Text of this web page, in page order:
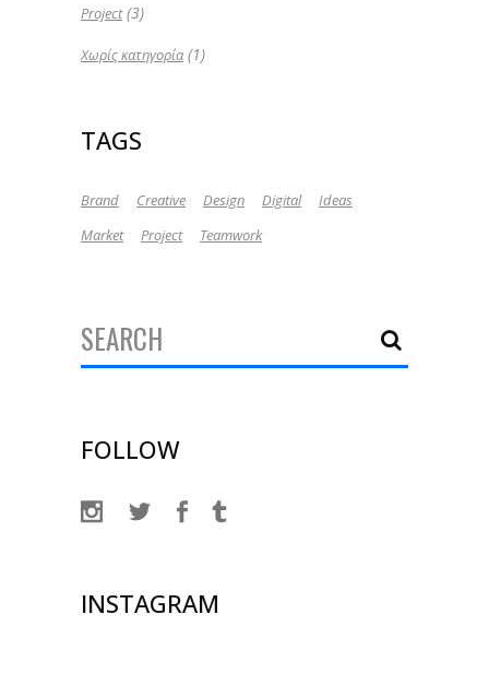
Project(3)
Χωρίς κατηγορία (1)
TAGS
Brand Creative Design Digital
Ideas
Market
Project Teamwork
Search
for:
FOLLOW
INSTAGRAM